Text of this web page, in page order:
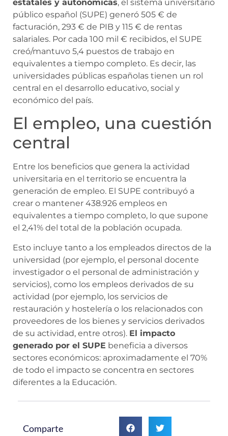
estatales y autonómicas, el sistema universitario
público español (SUPE) generó 505 € de
facturación, 293 € de PIB y 115 € de rentas
salariales. Por cada 100 mil € recibidos, el SUPE
creó/mantuvo 5,4 puestos de trabajo en
equivalentes a tiempo completo. Es decir, las
universidades públicas españolas tienen un rol
central en el desarrollo educativo, social y
económico del país.
El empleo, una cuestión
central
Entre los beneficios que genera la actividad
universitaria en el territorio se encuentra la
generación de empleo. El SUPE contribuyó a
crear o mantener 438.926 empleos en
equivalentes a tiempo completo, lo que supone
el 2,41% del total de la población ocupada.
Esto incluye tanto a los empleados directos de la
universidad (por ejemplo, el personal docente
investigador o el personal de administración y
servicios), como los empleos derivados de su
actividad (por ejemplo, los servicios de
restauración y hostelería o los relacionados con
proveedores de los bienes y servicios derivados
de su actividad, entre otros). El impacto
generado por el SUPE beneficia a diversos
sectores económicos: aproximadamente el 70%
de todo el impacto se concentra en sectores
diferentes a la Educación.
Comparte